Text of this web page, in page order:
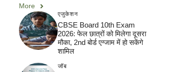
More
एजुकेशन
CBSE Board 10th Exam
2026: फेल छात्रों को मिलेगा दूसरा
मौका, 2nd बोर्ड एग्जाम में हो सकेंगे
शामिल
जॉब